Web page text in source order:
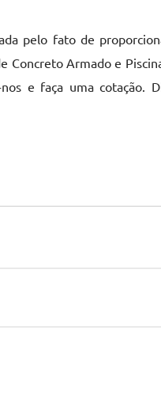
pelo fato de
Concreto Armado e
e faça uma cotação.